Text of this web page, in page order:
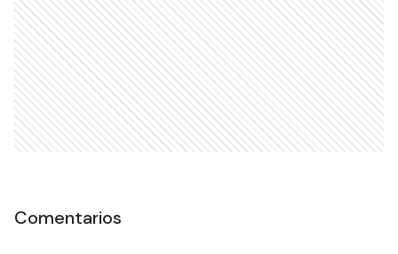
Comentarios